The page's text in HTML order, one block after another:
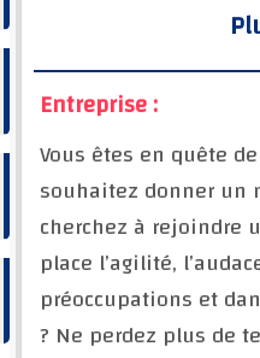
Entreprise :
Vous êtes en quête
souhaitez donner un
cherchez à rejoindre
place l’agilité,
préoccupations et
? Ne perdez plus de